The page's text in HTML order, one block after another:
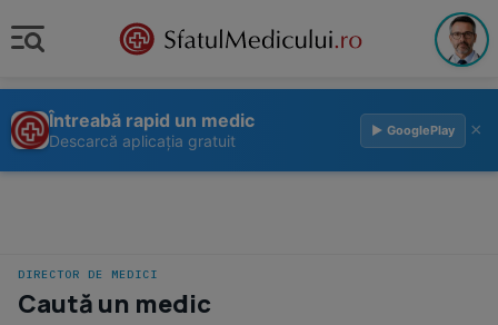
Întreabă rapid un medic
Descarcă aplicația gratuit
▶ GooglePlay ×
DIRECTOR DE MEDICI
Caută un medic